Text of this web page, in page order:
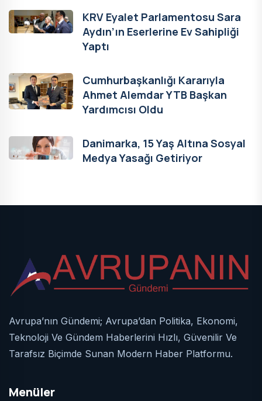
KRV Eyalet Parlamentosu Sara
Aydın’ın Eserlerine Ev Sahipliği
Yaptı
Cumhurbaşkanlığı Kararıyla
Ahmet Alemdar YTB Başkan
Yardımcısı Oldu
Danimarka, 15 Yaş Altına Sosyal
Medya Yasağı Getiriyor
Avrupa’nın Gündemi; Avrupa’dan Politika, Ekonomi,
Teknoloji Ve Gündem Haberlerini Hızlı, Güvenilir Ve
Tarafsız Biçimde Sunan Modern Haber Platformu.
Menüler